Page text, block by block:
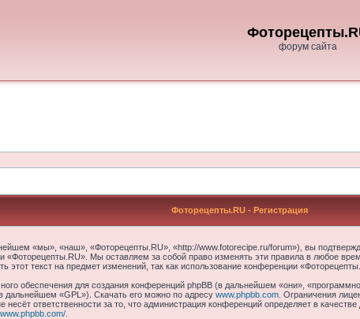
форум сайта
Фоторецепты.RU - Регистрация
«мы», «наш», «Фоторецепты.RU», «http://www.fotorecipe.ru/forum»), вы
«Фоторецепты.RU». Мы оставляем за собой право изменять эти правила в любое
текст на предмет изменений, так как использование конференции
обеспечения для создания конференций phpBB (в дальнейшем «они»,
дальнейшем «GPL»). Скачать его можно по адресу www.phpbb.com. Ограничения
ответственности за то, что администрация конференций определяет в
.